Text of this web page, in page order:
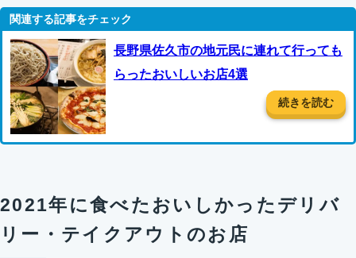
長野県佐久市の地元民に連れて行っても
らったおいしいお店4選
続きを読む
2021年に食べたおいしかったデリバ
リー・テイクアウトのお店